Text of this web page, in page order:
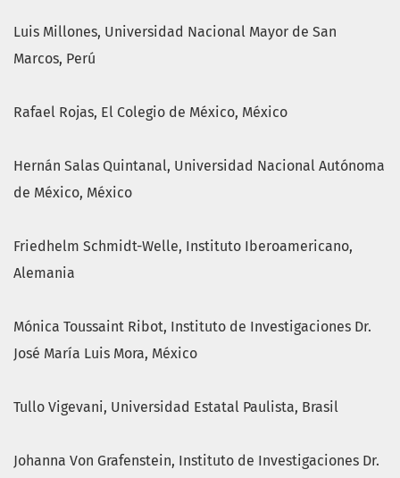
Luis Millones, Universidad Nacional Mayor de San
Marcos, Perú
Rafael Rojas, El Colegio de México, México
Hernán Salas Quintanal, Universidad Nacional Autónoma
de México, México
Friedhelm Schmidt-Welle, Instituto Iberoamericano,
Alemania
Mónica Toussaint Ribot, Instituto de Investigaciones Dr.
José María Luis Mora, México
Tullo Vigevani, Universidad Estatal Paulista, Brasil
Johanna Von Grafenstein, Instituto de Investigaciones Dr.